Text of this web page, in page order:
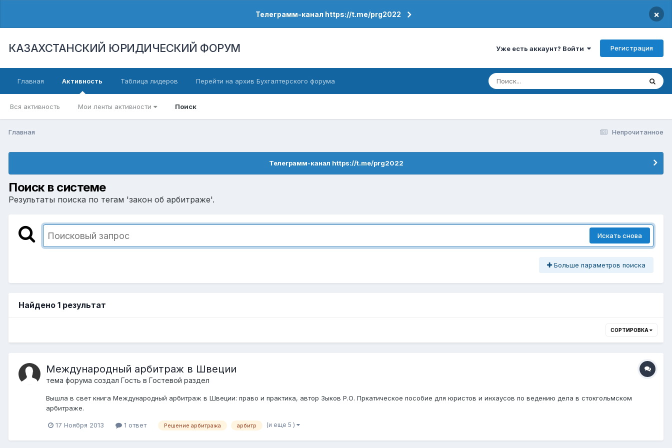
Телеграмм-канал https://t.me/prg2022 ×
КАЗАХСТАНСКИЙ ЮРИДИЧЕСКИЙ ФОРУМ Уже есть аккаунт? Войти Регистрация
Главная Активность
Вся активность Мои ленты активности Поиск
Таблица лидеров Перейти на архив Бухгалтерского форума
Непрочитанное
Главная
Телеграмм-канал https://t.me/prg2022
Поиск в системе
Результаты поиска по тегам 'закон об арбитраже'.
Искать снова
Больше параметров поиска
Найдено 1 результат
СОРТИРОВКА
Международный арбитраж в Швеции
тема форума создал Гость в Гостевой раздел
Вышла в свет книга Международный арбитраж в Швеции: право и практика, автор Зыков Р.О. Пркатическое пособие для юристов и инхаусов по ведению дела в стокгольмском
арбитраже.
17 Ноября 2013 1 ответ Решение арбитража арбитр (и еще 5 )